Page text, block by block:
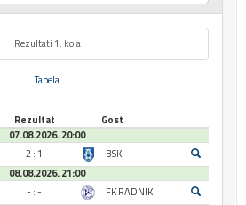
Rezultati 1. kola
Tabela
Rezultat
Gost
07.08.2026. 20:00
2 : 1
BSK
08.08.2026. 21:00
- : -
FK RADNIK